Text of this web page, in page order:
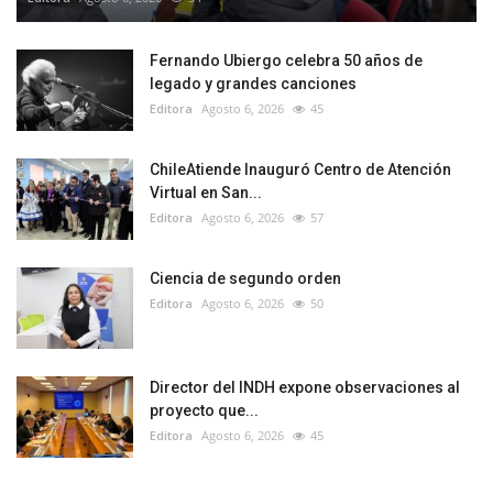
Fernando Ubiergo celebra 50 años de
legado y grandes canciones
Editora Agosto 6, 2026 45
ChileAtiende Inauguró Centro de Atención
Virtual en San...
Editora Agosto 6, 2026 57
Ciencia de segundo orden
Editora Agosto 6, 2026 50
Director del INDH expone observaciones al
proyecto que...
Editora Agosto 6, 2026 45